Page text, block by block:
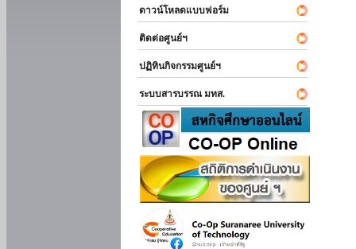
ดาวน์โหลดแบบฟอร์ม
ติดต่อศูนย์ฯ
ปฏิทินกิจกรรมศูนย์ฯ
ระบบสารบรรณ มทส.